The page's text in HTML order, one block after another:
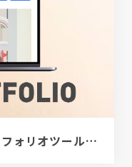
[PR]クリエイター向けポートフォリオツール｜BRIK PORTFOLIO